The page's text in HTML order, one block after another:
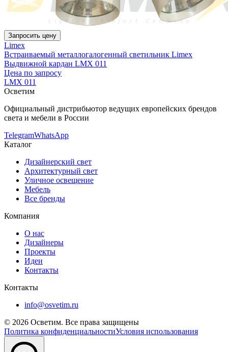
Запросить цену
Limex
Встраиваемый металлогалогенный светильник Limex
Выдвижной кардан LMX 011
Цена по запросу
LMX 011
Осветим
Официальный дистрибьютор ведущих европейских брендов
света и мебели в России
TelegramWhatsApp
Каталог
Дизайнерский свет
Архитектурный свет
Уличное освещение
Мебель
Все бренды
Компания
О нас
Дизайнеры
Проекты
Идеи
Контакты
Контакты
info@osvetim.ru
© 2026 Осветим. Все права защищены
Политика конфиденциальностиУсловия использования